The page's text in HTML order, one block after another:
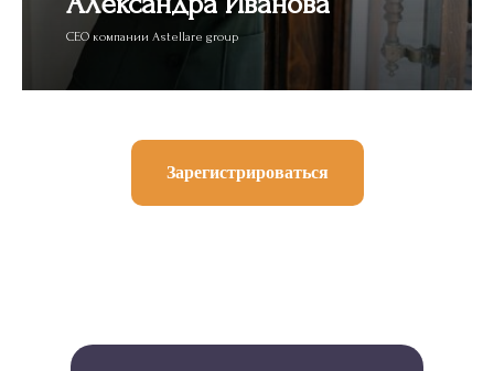
CEO компании Astellare group
Зарегистрироваться